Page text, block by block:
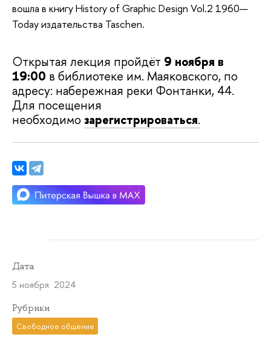
вошла в книгу History of Graphic Design Vol.2 1960—
Today издательства Taschen.
Открытая лекция пройдёт 9 ноября в
19:00 в библиотеке им. Маяковского, по
адресу: набережная реки Фонтанки, 44.
Для посещения
необходимозарегистрироваться.
Дата
5 ноября 2024
Рубрики
Свободное общение